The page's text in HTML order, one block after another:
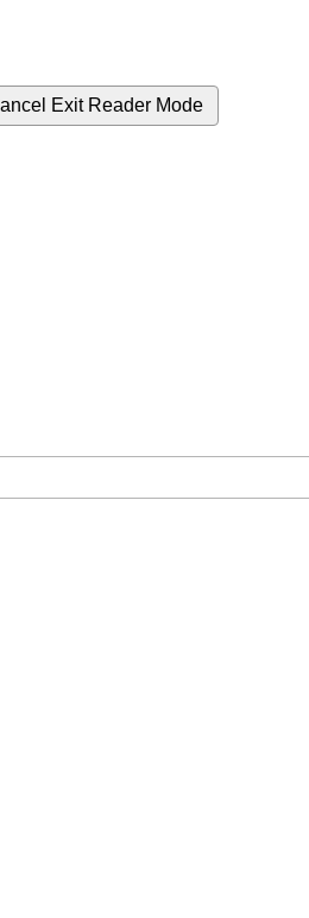
Exit Reader Mode